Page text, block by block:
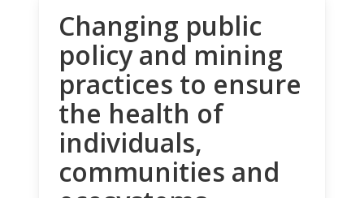
Changing public
policy and mining
practices to ensure
the health of
individuals,
communities and